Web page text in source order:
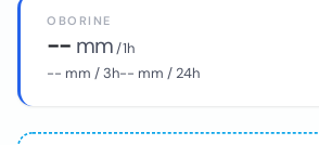
OBORINE
-- mm/ 1h
-- mm / 3h-- mm / 24h